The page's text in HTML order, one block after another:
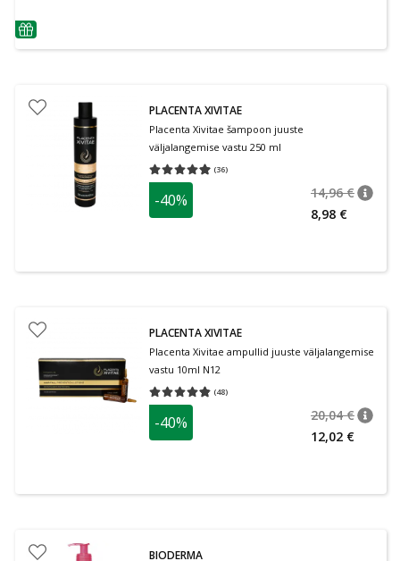
nõuanne
PLACENTA XIVITAE
Placenta Xivitae šampoon juuste
väljalangemise vastu 250 ml
(36)
Keskmine hinnang 4.94
-40% 14,96 €
8,98 €
PLACENTA XIVITAE
Placenta Xivitae ampullid juuste väljalangemise
vastu 10ml N12
(48)
Keskmine hinnang 4.79
-40% 20,04 €
12,02 €
BIODERMA